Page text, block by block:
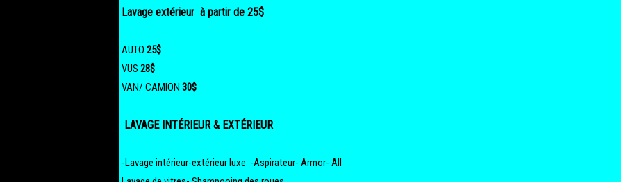
Lavage extérieur à partir de 25$
AUTO 25$
VUS 28$
VAN/ CAMION 30$
LAVAGE INTÉRIEUR & EXTÉRIEUR
-Lavage intérieur-extérieur luxe -Aspirateur- Armor- All